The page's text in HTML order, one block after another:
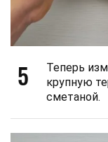
5
Теперь
крупную
сметаной.